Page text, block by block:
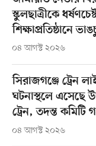
স্কুলছাত্রীকে
শিক্ষাপ্রতিষ্ঠানে
০৪ আগস্ট ২০২৬
সিরাজগঞ্জে ট্রেন
ঘটনাস্থলে এসেছে
ট্রেন, তদন্ত কমিটি
০৪ আগস্ট ২০২৬